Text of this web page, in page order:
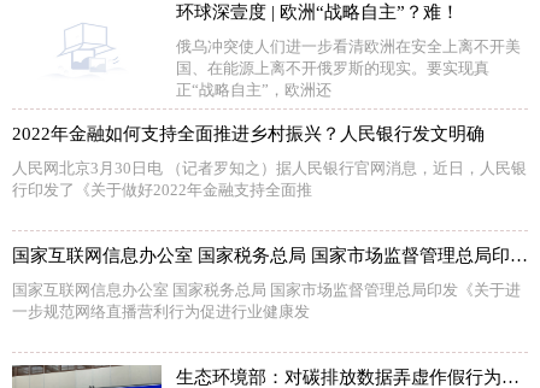
环球深壹度 | 欧洲“战略自主”？难！
俄乌冲突使人们进一步看清欧洲在安全上离不开美
国、在能源上离不开俄罗斯的现实。要实现真
正“战略自主”，欧洲还
2022年金融如何支持全面推进乡村振兴？人民银行发文明确
人民网北京3月30日电 （记者罗知之）据人民银行官网消息，近日，人民银
行印发了《关于做好2022年金融支持全面推
国家互联网信息办公室 国家税务总局 国家市场监督管理总局印发《关于进一步规范网络直播营利行为促进行业健康发展的意见》的通知
国家互联网信息办公室 国家税务总局 国家市场监督管理总局印发《关于进
一步规范网络直播营利行为促进行业健康发
生态环境部：对碳排放数据弄虚作假行为“零容忍”